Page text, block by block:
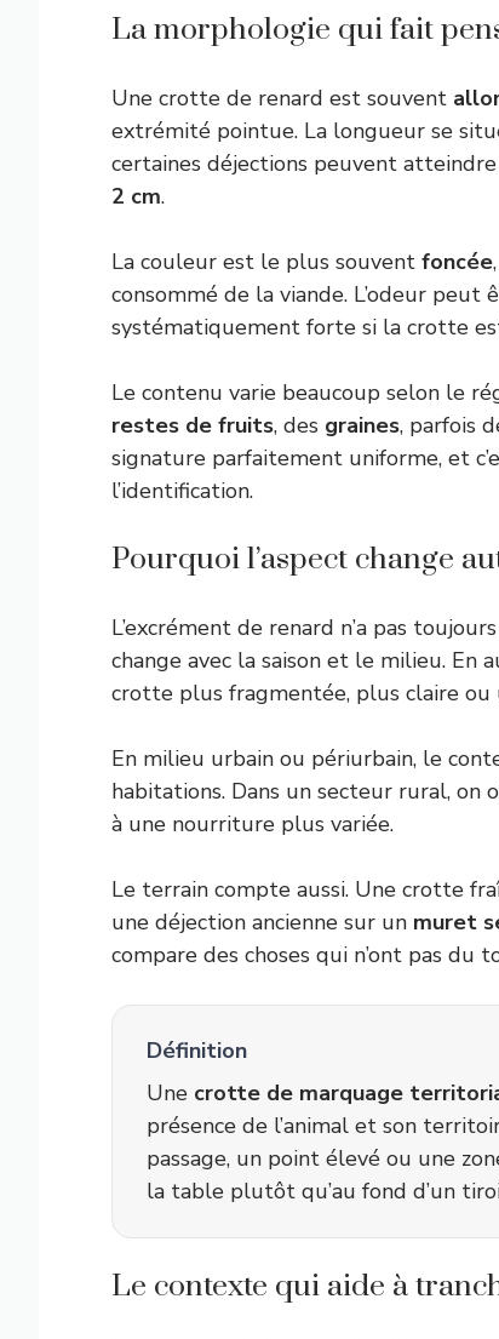
La morphologie qui fait
Une crotte de renard est souvent
extrémité pointue. La longueur se
certaines déjections peuvent atteindre
2 cm.
La couleur est le plus souvent foncée
consommé de la viande. L’odeur peut
systématiquement forte si la crotte
Le contenu varie beaucoup selon le
restes de fruits, des graines, parfois
signature parfaitement uniforme, et
l’identification.
Pourquoi l’aspect change
L’excrément de renard n’a pas
change avec la saison et le milieu.
crotte plus fragmentée, plus claire
En milieu urbain ou périurbain, le
habitations. Dans un secteur rural, on
à une nourriture plus variée.
Le terrain compte aussi. Une crotte
une déjection ancienne sur un muret
compare des choses qui n’ont pas du
Définition
Une crotte de marquage
présence de l’animal et son
passage, un point élevé ou une
la table plutôt qu’au fond d’un
Le contexte qui aide à